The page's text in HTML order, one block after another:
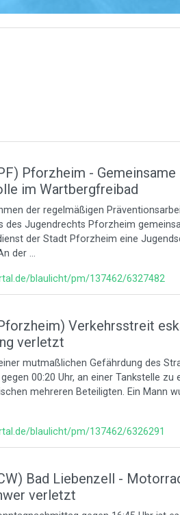
Pforzheim - Gemeinsame
im Wartbergfreibad
der regelmäßigen
des Jugendrechts Pforzheim
der Stadt Pforzheim eine
der ...
blaulicht/pm/137462/6327482
Verkehrsstreit
verletzt
mutmaßlichen Gefährdung des
00:20 Uhr, an einer Tankstelle zu
mehreren Beteiligten. Ein Mann
blaulicht/pm/137462/6326291
Bad Liebenzell -
verletzt